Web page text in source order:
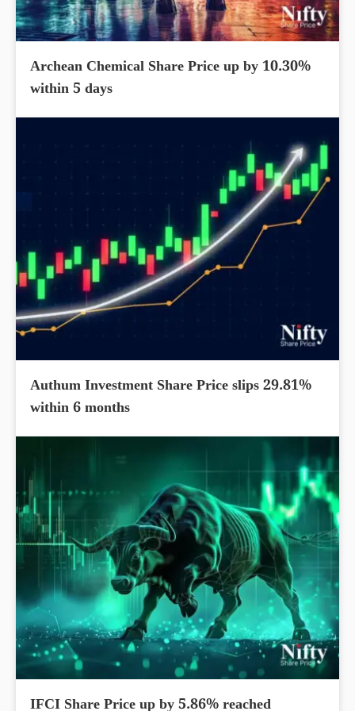
Archean Chemical Share Price up by 10.30%
within 5 days
Authum Investment Share Price slips 29.81%
within 6 months
IFCI Share Price up by 5.86% reached